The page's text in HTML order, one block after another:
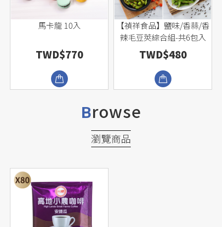
馬卡龍 10入
TWD$770
【禎祥食品】鹽味/香蒜/香
辣毛豆莢綜合組-共6包入
TWD$480
Browse
瀏覽商品